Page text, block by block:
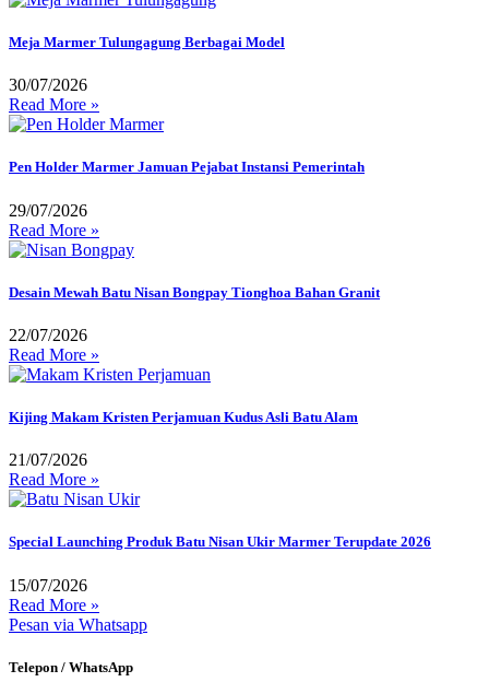
Meja Marmer Tulungagung Berbagai Model
30/07/2026
Read More »
Pen Holder Marmer Jamuan Pejabat Instansi Pemerintah
29/07/2026
Read More »
Desain Mewah Batu Nisan Bongpay Tionghoa Bahan Granit
22/07/2026
Read More »
Kijing Makam Kristen Perjamuan Kudus Asli Batu Alam
21/07/2026
Read More »
Special Launching Produk Batu Nisan Ukir Marmer Terupdate 2026
15/07/2026
Read More »
Pesan via Whatsapp
Telepon / WhatsApp